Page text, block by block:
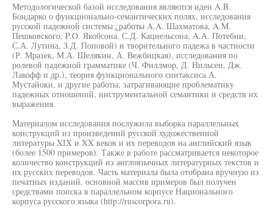
Методологической базой исследования являются идеи A.B.
Бондарко о функционально-семантических полях, исследования
русской падежной системы ¿работы A.A. Шахматова, A.M.
Пешковского, P.O. Якобсона, С.Д. Кацнельсона, A.A. Потебни,
С.А. Лутина, З.Д. Поповой) и творительного падежа в частности
(Р. Мразек, М.А. Шелякин, А. Вежбицкая), исследования по
ролевой падежной грамматике (Ч. Филлмор, Д. Нильсен, Дж.
Лакофф и др.), теория функционального синтаксиса А.
Мустайоки, и другие работы, затрагивающие проблематику
падежных отношений, инструментальной семантики и средств их
выражения.
Материалом исследования послужила выборка параллельных
конструкций из произведений русской художественной
литературы XIX и XX веков и их переводов на английский язык
(более 1500 примеров). Также в работе рассматривается некоторое
количество конструкций из англоязычных литературных текстов и
их русских переводов. Часть материала была отобрана вручную из
печатных изданий, основной массив примеров был получен
средствами поиска в параллельном корпусе Национального
корпуса русского языка (http://ruscorpora.ru).